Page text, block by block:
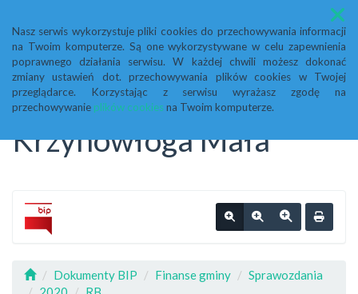
Nasz serwis wykorzystuje pliki cookies do przechowywania informacji
na Twoim komputerze. Są one wykorzystywane w celu zapewnienia
poprawnego działania serwisu. W każdej chwili możesz dokonać
zmiany ustawień dot. przechowywania plików cookies w Twojej
przeglądarce. Korzystając z serwisu wyrażasz zgodę na
przechowywanie plików cookiesna Twoim komputerze.
Menu
Biuletyn Informacji
Publicznej Urząd Gminy
Krzynowłoga Mała
Dokumenty BIP Finanse gminy
Sprawozdania